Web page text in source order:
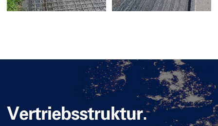
Vertriebsstruktur.